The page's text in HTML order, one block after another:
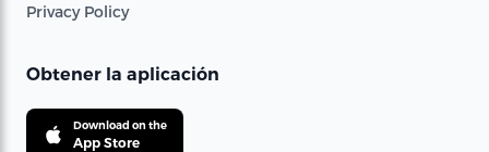
Privacy Policy
Obtener la aplicación
Download on the
App Store